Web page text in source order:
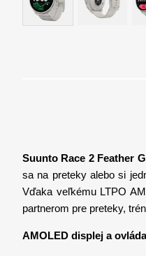
Suunto Race 2 Feather
sa na preteky alebo si
Vďaka veľkému LTPO
partnerom pre preteky,
AMOLED displej a